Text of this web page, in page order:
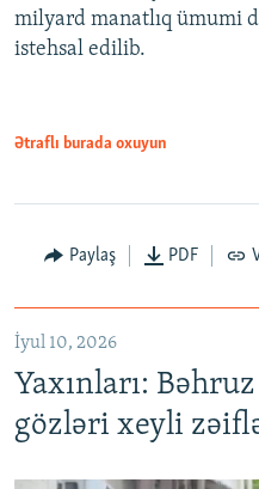
Auto 240p
milyard manatlıq ümumi
istehsal edilib.
Ətraflı burada oxuyun
Paylaş PDF
İyul 10, 2026
Yaxınları:
gözləri xeyli